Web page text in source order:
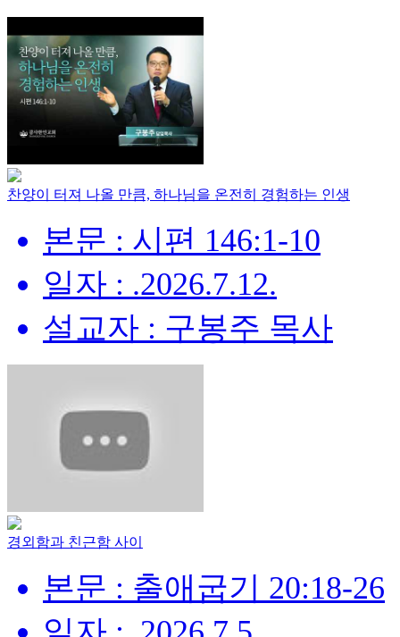
찬양이 터져 나올 만큼, 하나님을 온전히 경험하는 인생
본문 : 시편 146:1-10
일자 : .2026.7.12.
설교자 : 구봉주 목사
경외함과 친근함 사이
본문 : 출애굽기 20:18-26